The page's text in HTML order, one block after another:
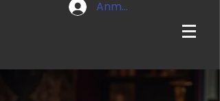
Anmelden